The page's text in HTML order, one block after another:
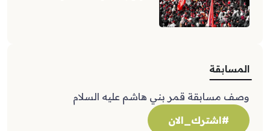
المسابقة
وصف مسابقة قمر بني هاشم عليه السلام
#اشترك_الان